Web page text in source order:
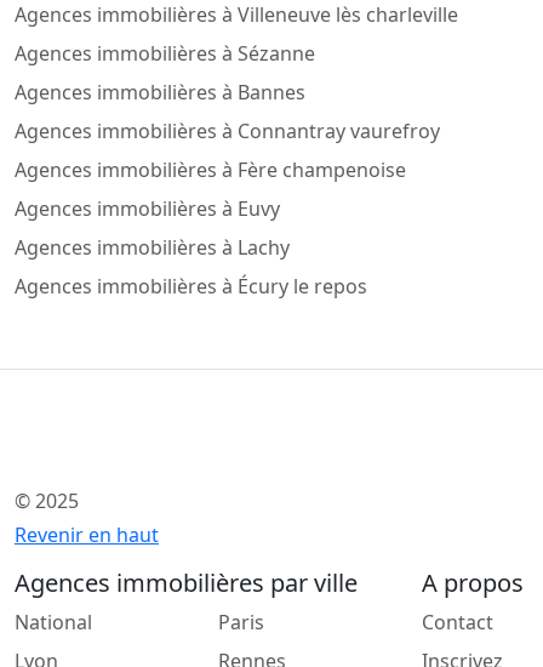
Agences immobilières à Villeneuve lès charleville
Agences immobilières à Sézanne
Agences immobilières à Bannes
Agences immobilières à Connantray vaurefroy
Agences immobilières à Fère champenoise
Agences immobilières à Euvy
Agences immobilières à Lachy
Agences immobilières à Écury le repos
© 2025
Revenir en haut
Agences immobilières par ville
National
Lyon
Paris
Rennes
A propos
Contact
Inscrivez